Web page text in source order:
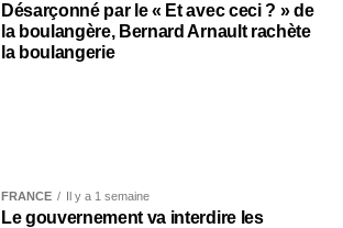
Désarçonné par le « Et avec ceci ? » de
la boulangère, Bernard Arnault rachète
la boulangerie
FRANCE Il y a 1 semaine
Le gouvernement va interdire les